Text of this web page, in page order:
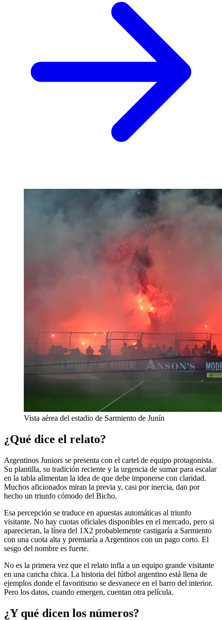
Vista aérea del estadio de Sarmiento de Junín
¿Qué dice el relato?
Argentinos Juniors se presenta con el cartel de equipo protagonista.
Su plantilla, su tradición reciente y la urgencia de sumar para escalar
en la tabla alimentan la idea de que debe imponerse con claridad.
Muchos aficionados miran la previa y, casi por inercia, dan por
hecho un triunfo cómodo del Bicho.
Esa percepción se traduce en apuestas automáticas al triunfo
visitante. No hay cuotas oficiales disponibles en el mercado, pero si
aparecieran, la línea del 1X2 probablemente castigaría a Sarmiento
con una cuota alta y premiaría a Argentinos con un pago corto. El
sesgo del nombre es fuerte.
No es la primera vez que el relato infla a un equipo grande visitante
en una cancha chica. La historia del fútbol argentino está llena de
ejemplos donde el favoritismo se desvanece en el barro del interior.
Pero los datos, cuando emergen, cuentan otra película.
¿Y qué dicen los números?